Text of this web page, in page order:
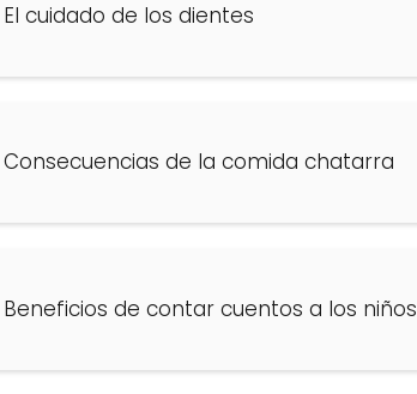
El cuidado de los dientes
Consecuencias de la comida chatarra
Beneficios de contar cuentos a los niños